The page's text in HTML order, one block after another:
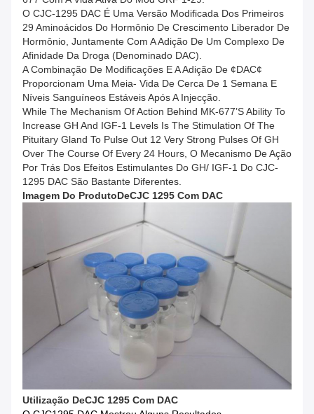
O CJC-1295 DAC É Uma Versão Modificada Dos Primeiros
29 Aminoácidos Do Hormônio De Crescimento Liberador De
Hormônio, Juntamente Com A Adição De Um Complexo De
Afinidade Da Droga (denominado DAC).
A Combinação De Modificações E A Adição De ¢DAC¢
Proporcionam Uma Meia- Vida De Cerca De 1 Semana E
Níveis Sanguíneos Estáveis Após A Injecção.
While The Mechanism Of Action Behind MK-677’s Ability To
Increase GH And IGF-1 Levels Is The Stimulation Of The
Pituitary Gland To Pulse Out 12 Very Strong Pulses Of GH
Over The Course Of Every 24 Hours, O Mecanismo De Ação
Por Trás Dos Efeitos Estimulantes Do GH/ IGF-1 Do CJC-
1295 DAC São Bastante Diferentes.
Imagem Do ProdutoDeCJC 1295 Com DAC
Utilização DeCJC 1295 Com DAC